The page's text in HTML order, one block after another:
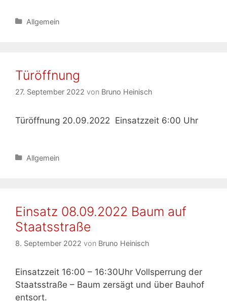
Kategorien
Allgemein
Türöffnung
27. September 2022 von Bruno Heinisch
Türöffnung 20.09.2022 Einsatzzeit 6:00 Uhr
Kategorien
Allgemein
Einsatz 08.09.2022 Baum auf
Staatsstraße
8. September 2022 von Bruno Heinisch
Einsatzzeit 16:00 – 16:30Uhr Vollsperrung der
Staatsstraße – Baum zersägt und über Bauhof
entsort.